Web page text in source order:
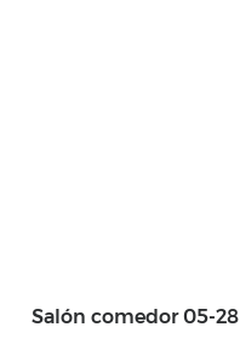
Salón comedor 05-28